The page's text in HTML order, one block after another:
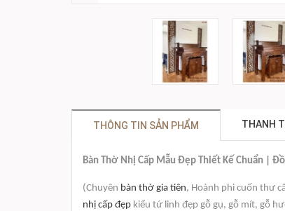
THÔNG TIN SẢN PHẨM THANH
Bàn Thờ Nhị Cấp Mẫu Đẹp Thiết Kế Chuẩn |
(Chuyên bàn thờ gia tiên, Hoành phi cuốn thư
nhị cấp đẹp kiểu tứ linh đẹp gỗ gụ, gỗ mít, gỗ